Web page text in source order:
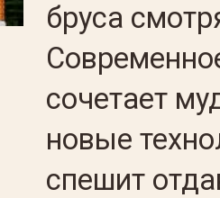
бруса
сочетает
новые
спешит